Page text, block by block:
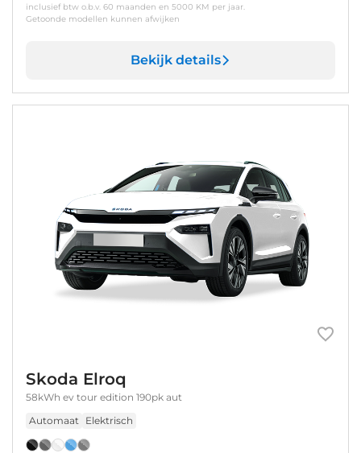
inclusief btw o.b.v. 60 maanden en 5000 KM per jaar.
Getoonde modellen kunnen afwijken
Bekijk details
Skoda Elroq
58kWh ev tour edition 190pk aut
Automaat
Elektrisch